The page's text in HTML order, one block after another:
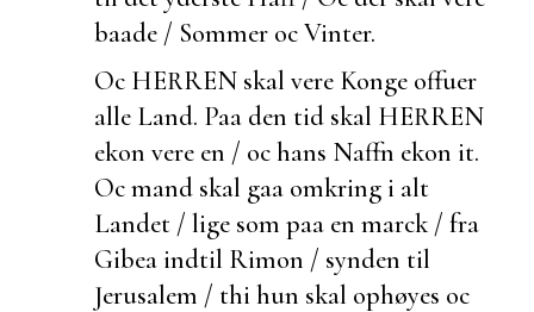
baade / Sommer oc Vinter.
Oc HERREN skal vere Konge offuer
alle Land. Paa den tid skal HERREN
ekon vere en / oc hans Naffn ekon it.
Oc mand skal gaa omkring i alt
Landet / lige som paa en marck / fra
Gibea indtil Rimon / synden til
Jerusalem / thi hun skal ophøyes oc